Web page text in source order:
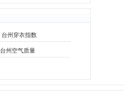
台州穿衣指数
台州空气质量